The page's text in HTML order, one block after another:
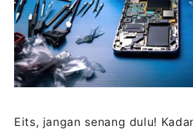
Eits, jangan senang dulu!